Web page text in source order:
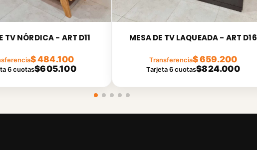
TV NÓRDICA - ART D11
$ 484.100
6 cuotas$605.100
MESA DE TV LAQUEADA - ART D16
Transferencia$ 659.200
Tarjeta 6 cuotas$824.000